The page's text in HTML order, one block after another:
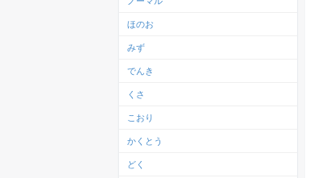
ほのお
みず
でんき
くさ
こおり
かくとう
どく